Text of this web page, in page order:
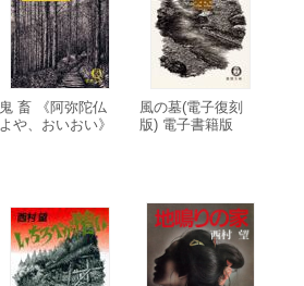
鬼 畜 《阿弥陀仏
よや、おいおい》
風の墓(電子復刻
版) 電子書籍版